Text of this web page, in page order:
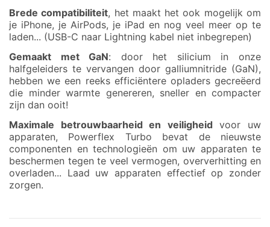
Brede compatibiliteit, het maakt het ook mogelijk om
je iPhone, je AirPods, je iPad en nog veel meer op te
laden... (USB-C naar Lightning kabel niet inbegrepen)
Gemaakt met GaN: door het silicium in onze
halfgeleiders te vervangen door galliumnitride (GaN),
hebben we een reeks efficiëntere opladers gecreëerd
die minder warmte genereren, sneller en compacter
zijn dan ooit!
Maximale betrouwbaarheid en veiligheid voor uw
apparaten, Powerflex Turbo bevat de nieuwste
componenten en technologieën om uw apparaten te
beschermen tegen te veel vermogen, oververhitting en
overladen... Laad uw apparaten effectief op zonder
zorgen.